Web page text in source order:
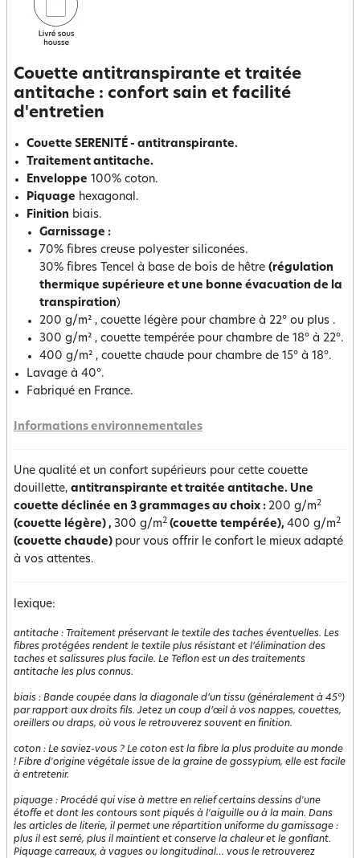
Couette antitranspirante et traitée
antitache : confort sain et facilité
d'entretien
Couette SERENITÉ - antitranspirante.
Traitement antitache.
Enveloppe 100% coton.
Piquage hexagonal.
Finition biais.
Garnissage :
70% fibres creuse polyester siliconées.
30% fibres Tencel à base de bois de hêtre (régulation
thermique supérieure et une bonne évacuation de la
transpiration)
200 g/m² , couette légère pour chambre à 22° ou plus .
300 g/m² , couette tempérée pour chambre de 18° à 22°.
400 g/m² , couette chaude pour chambre de 15° à 18°.
Lavage à 40°.
Fabriqué en France.
Informations environnementales
Une qualité et un confort supérieurs pour cette couette
douillette, antitranspirante et traitée antitache. Une
couette déclinée en 3 grammages au choix : 200 g/m2
(couette légère) , 300 g/m2 (couette tempérée), 400 g/m2
(couette chaude) pour vous offrir le confort le mieux adapté
à vos attentes.
lexique:
antitache : Traitement préservant le textile des taches éventuelles. Les
fibres protégées rendent le textile plus résistant et l’élimination des
taches et salissures plus facile. Le Teflon est un des traitements
antitache les plus connus.
biais : Bande coupée dans la diagonale d’un tissu (généralement à 45°)
par rapport aux droits fils. Jetez un coup d’œil à vos nappes, couettes,
oreillers ou draps, où vous le retrouverez souvent en finition.
coton : Le saviez-vous ? Le coton est la fibre la plus produite au monde
! Fibre d'origine végétale issue de la graine de gossypium, elle est facile
à entretenir.
piquage : Procédé qui vise à mettre en relief certains dessins d'une
étoffe et dont les contours sont piqués à l'aiguille ou à la main. Dans
les articles de literie, il permet une répartition uniforme du garnissage :
plus il est serré, plus il maintient et conserve la chaleur et le gonflant.
Piquage carreaux, à vagues ou longitudinal… vous le retrouverez